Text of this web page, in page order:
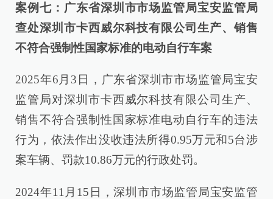
案例七：广东省深圳市市场监管局宝安监管局
查处深圳市卡西威尔科技有限公司生产、销售
不符合强制性国家标准的电动自行车案
2025年6月3日，广东省深圳市市场监管局宝安
监管局对深圳市卡西威尔科技有限公司生产、
销售不符合强制性国家标准电动自行车的违法
行为，依法作出没收违法所得0.95万元和5台涉
案车辆、罚款10.86万元的行政处罚。
2024年11月15日，深圳市市场监管局宝安监管